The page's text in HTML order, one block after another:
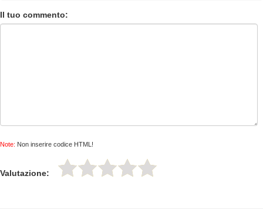
Il tuo commento:
Note: Non inserire codice HTML!
Valutazione: